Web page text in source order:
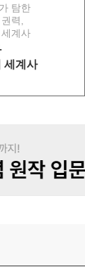
탐한
력,
계사
세계사